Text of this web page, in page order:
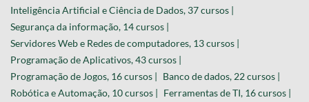
Inteligência Artificial e Ciência de Dados, 37 cursos |
Segurança da informação, 14 cursos |
Servidores Web e Redes de computadores, 13 cursos |
Programação de Aplicativos, 43 cursos |
Programação de Jogos, 16 cursos | Banco de dados, 22 cursos |
Robótica e Automação, 10 cursos | Ferramentas de TI, 16 cursos |